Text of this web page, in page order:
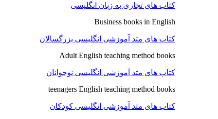
کتاب های تجاری به زبان انگلیسی
Business books in English
کتاب های متد آموزشی انگلیسی بزرگسالان
Adult English teaching method books
کتاب های متد آموزشی انگلیسی نوجوانان
teenagers English teaching method books
کتاب های متد آموزشی انگلیسی کودکان